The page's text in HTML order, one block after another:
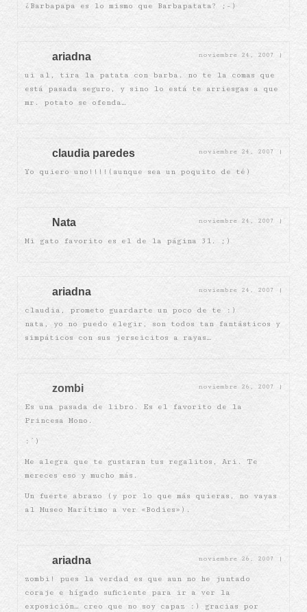
¿Barbapapa es lo mismo que Barbapatata? ;-)
ariadna noviembre 24, 2007 |
ui al, tira la patata con barba. no te la comas que
está pasada seguro, y sino lo está te arriesgas a que
mr. potato se ofenda…
claudia paredes noviembre 24, 2007 |
Yo quiero uno!!!!(aunque sea un poquito de té)
Nata noviembre 24, 2007 |
Mi gato favorito es el de la página 31. ;)
ariadna noviembre 24, 2007 |
claudia, prometo guardarte un poco de te :)
nata, yo no puedo elegir, son todos tan fantásticos y
simpáticos con sus jerseicitos a rayas…
zombi noviembre 26, 2007 |
Es una pasada de libro. Es el favorito de la
Princesa Mono.
:´)
Me alegra que te gustaran tus regalitos, Ari. Te
mereces eso y mucho más.
Un fuerte abrazo (y por lo que más quieras, no vayas
al Museo Marítimo a ver «Bodies»).
ariadna noviembre 26, 2007 |
zombi! pues la verdad es que aun no he juntado
coraje e hígado suficiente para ir a ver la
exposición… creo que no soy capaz :) gracias por